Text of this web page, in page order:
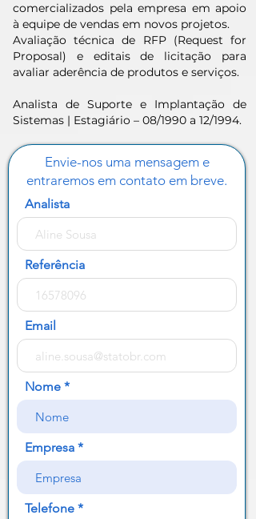
comercializados pela empresa em apoio
à equipe de vendas em novos projetos.
Avaliação técnica de RFP (Request for
Proposal) e editais de licitação para
avaliar aderência de produtos e serviços.
Analista de Suporte e Implantação de
Sistemas | Estagiário – 08/1990 a 12/1994.
Envie-nos uma mensagem e
entraremos em contato em breve.
Analista
Referência
Email
Nome
Empresa
Telefone